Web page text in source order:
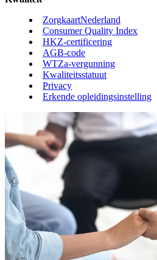
ZorgkaartNederland
Consumer Quality Index
HKZ-certificering
AGB-code
WTZa-vergunning
Kwaliteitsstatuut
Privacy
Erkende opleidingsinstelling